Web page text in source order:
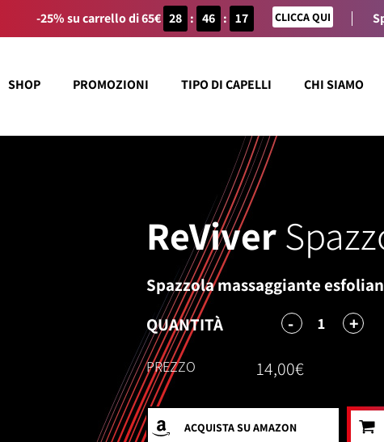
-25% su carrello di 65€ 28 : 46 : 17 CLICCA QUI
SHOP PROMOZIONI TIPO DI CAPELLI CHI SIAMO
ReViver
Spazzola massaggiante
QUANTITÀ
- 1 +
PREZZO 14,00€
ACQUISTASU AMAZON